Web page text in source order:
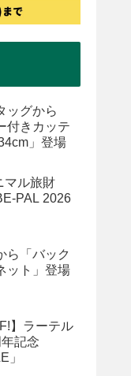
ッグから
付きカッテ
」登場
マル旅財
PAL 2026
ら「バック
ット」登場
】ラーテル
記念
」